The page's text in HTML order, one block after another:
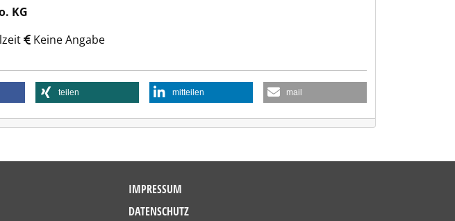
KG
Keine Angabe
teilen mitteilen mail
IMPRESSUM
DATENSCHUTZ